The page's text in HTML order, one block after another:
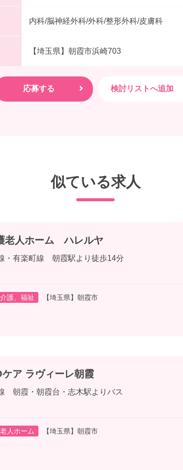
内科/脳神経外科/外科/整形外科/皮膚科
【埼玉県】朝霞市浜崎703
似ている求人
老人ホーム ハレルヤ
・有楽町線 朝霞駅より徒歩14分
護、福祉
【埼玉県】朝霞市
ア ラヴィーレ朝霞
朝霞・朝霞台・志木駅よりバス
人ホーム
【埼玉県】朝霞市